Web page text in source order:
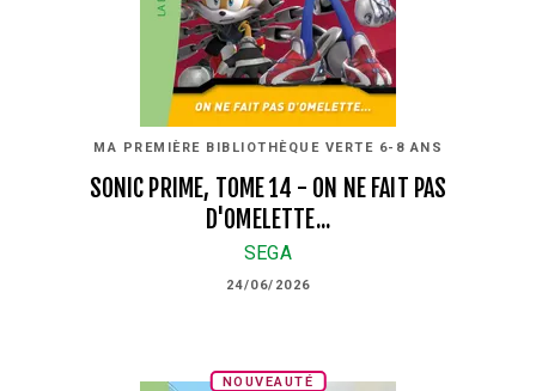
MA PREMIÈRE BIBLIOTHÈQUE VERTE 6-8 ANS
SONIC PRIME, TOME 14 - ON NE FAIT PAS
D'OMELETTE...
SEGA
24/06/2026
NOUVEAUTÉ